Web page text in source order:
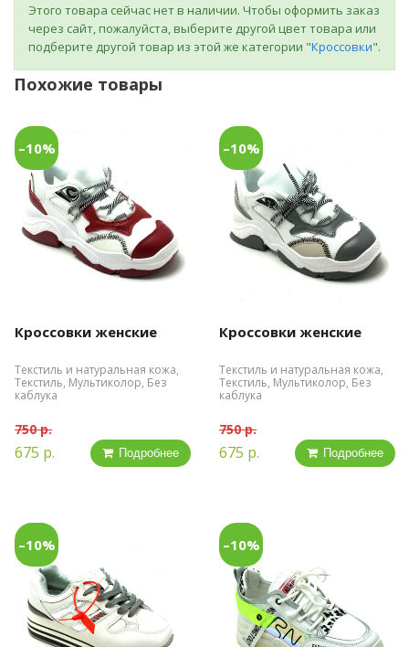
Этого товара сейчас нет в наличии. Чтобы оформить заказ
через сайт, пожалуйста, выберите другой цвет товара или
подберите другой товар из этой же категории "Кроссовки".
Похожие товары
–10%
Кроссовки женские
Текстиль и натуральная кожа,
Текстиль, Мультиколор, Без
каблука
750 р.
675 р. Подробнее
–10%
Кроссовки женские
Текстиль и натуральная кожа,
Текстиль, Мультиколор, Без
каблука
750 р.
675 р. Подробнее
–10% –10%